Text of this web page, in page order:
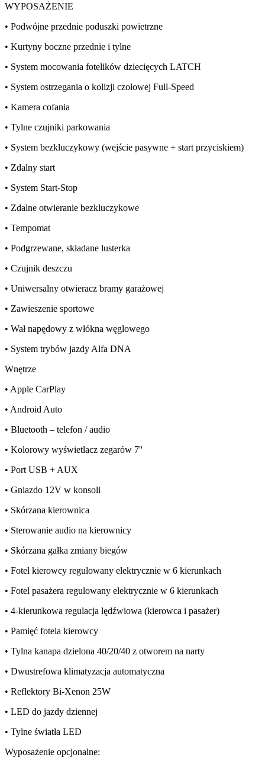
WYPOSAŻENIE
• Podwójne przednie poduszki powietrzne
• Kurtyny boczne przednie i tylne
• System mocowania fotelików dziecięcych LATCH
• System ostrzegania o kolizji czołowej Full-Speed
• Kamera cofania
• Tylne czujniki parkowania
• System bezkluczykowy (wejście pasywne + start przyciskiem)
• Zdalny start
• System Start-Stop
• Zdalne otwieranie bezkluczykowe
• Tempomat
• Podgrzewane, składane lusterka
• Czujnik deszczu
• Uniwersalny otwieracz bramy garażowej
• Zawieszenie sportowe
• Wał napędowy z włókna węglowego
• System trybów jazdy Alfa DNA
Wnętrze
• Apple CarPlay
• Android Auto
• Bluetooth – telefon / audio
• Kolorowy wyświetlacz zegarów 7''
• Port USB + AUX
• Gniazdo 12V w konsoli
• Skórzana kierownica
• Sterowanie audio na kierownicy
• Skórzana gałka zmiany biegów
• Fotel kierowcy regulowany elektrycznie w 6 kierunkach
• Fotel pasażera regulowany elektrycznie w 6 kierunkach
• 4-kierunkowa regulacja lędźwiowa (kierowca i pasażer)
• Pamięć fotela kierowcy
• Tylna kanapa dzielona 40/20/40 z otworem na narty
• Dwustrefowa klimatyzacja automatyczna
• Reflektory Bi-Xenon 25W
• LED do jazdy dziennej
• Tylne światła LED
Wyposażenie opcjonalne: